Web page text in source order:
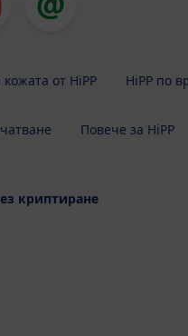
от HiPP HiPP по
Повече за HiPP
криптиране